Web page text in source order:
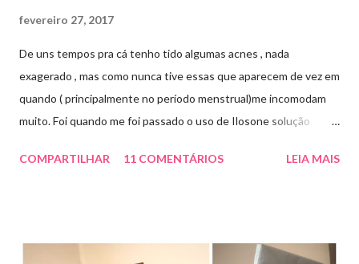
fevereiro 27, 2017
De uns tempos pra cá tenho tido algumas acnes , nada
exagerado , mas como nunca tive essas que aparecem de vez em
quando ( principalmente no período menstrual)me incomodam
muito. Foi quando me foi passado o uso de Ilosone solução
uma consulta com o dermatologista) O Ilosone é um antibiótico
aplico sobre a acne ( geralmente uso a noite). Informação do
COMPARTILHAR 11 COMENTÁRIOS LEIA MAIS